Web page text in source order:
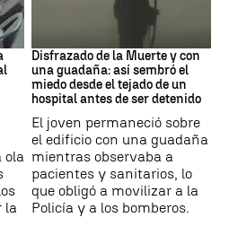
ola
la
Disfrazado de la Muerte y con
una guadaña: así sembró el
miedo desde el tejado de un
hospital antes de ser detenido
El joven permaneció sobre
el edificio con una guadaña
mientras observaba a
pacientes y sanitarios, lo
que obligó a movilizar a la
Policía y a los bomberos.